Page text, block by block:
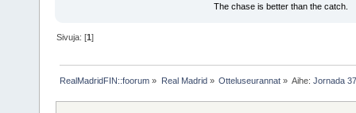
The chase is better than the catch.
Sivuja: [1]
RealMadridFIN::foorum » Real Madrid» Otteluseurannat» Aihe:Jornada